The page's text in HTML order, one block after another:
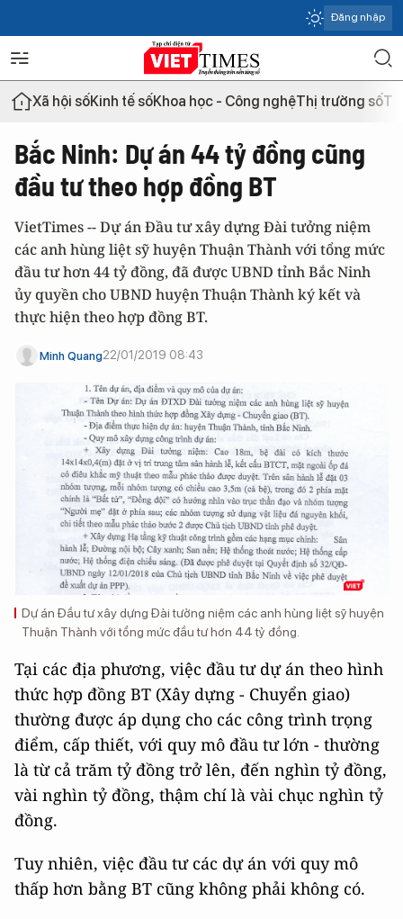
Đăng nhập
Xã hội sốKinh tế sốKhoa học - Công nghệThị trường số
Bắc Ninh: Dự án 44 tỷ đồng cũng
đầu tư theo hợp đồng BT
VietTimes -- Dự án Đầu tư xây dựng Đài tưởng niệm
các anh hùng liệt sỹ huyện Thuận Thành với tổng mức
đầu tư hơn 44 tỷ đồng, đã được UBND tỉnh Bắc Ninh
ủy quyền cho UBND huyện Thuận Thành ký kết và
thực hiện theo hợp đồng BT.
Minh Quang22/01/2019 08:43
Dự án Đầu tư xây dựng Đài tưởng niệm các anh hùng liệt sỹ huyện
Thuận Thành với tổng mức đầu tư hơn 44 tỷ đồng.
Tại các địa phương, việc đầu tư dự án theo hình
thức hợp đồng BT (Xây dựng - Chuyển giao)
thường được áp dụng cho các công trình trọng
điểm, cấp thiết, với quy mô đầu tư lớn - thường
là từ cả trăm tỷ đồng trở lên, đến nghìn tỷ đồng,
vài nghìn tỷ đồng, thậm chí là vài chục nghìn tỷ
đồng.
Tuy nhiên, việc đầu tư các dự án với quy mô
thấp hơn bằng BT cũng không phải không có.